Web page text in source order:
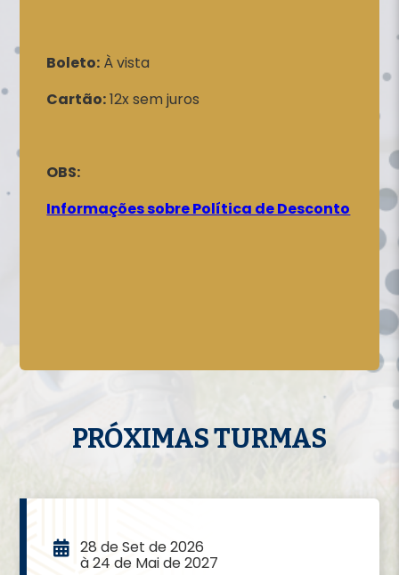
Boleto: À vista
Cartão:12x sem juros
OBS:
Informações sobre Política de Desconto
PRÓXIMAS TURMAS
28 de Set de 2026
à 24 de Mai de 2027